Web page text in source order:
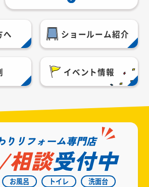
へ ショールーム紹介
イベント情報
りリフォーム専門店
相談受付中
お風呂 トイレ 洗面台